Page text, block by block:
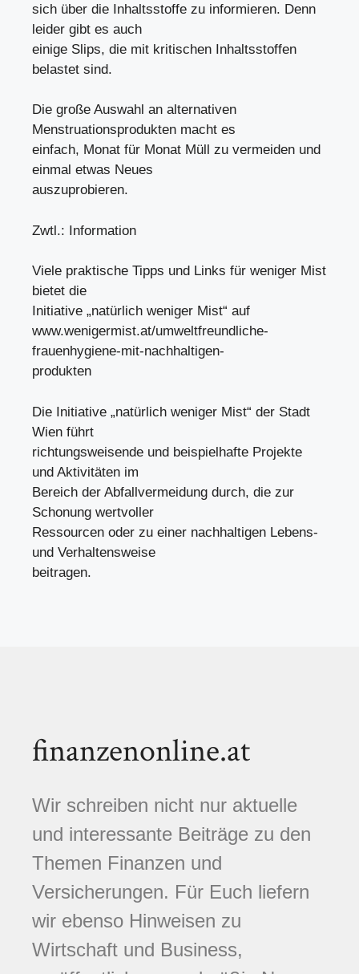
sich über die Inhaltsstoffe zu informieren. Denn
leider gibt es auch
einige Slips, die mit kritischen Inhaltsstoffen
belastet sind.
Die große Auswahl an alternativen
Menstruationsprodukten macht es
einfach, Monat für Monat Müll zu vermeiden und
einmal etwas Neues
auszuprobieren.
Zwtl.: Information
Viele praktische Tipps und Links für weniger Mist
bietet die
Initiative „natürlich weniger Mist“ auf
www.wenigermist.at/umweltfreundliche-
frauenhygiene-mit-nachhaltigen-
produkten
Die Initiative „natürlich weniger Mist“ der Stadt
Wien führt
richtungsweisende und beispielhafte Projekte
und Aktivitäten im
Bereich der Abfallvermeidung durch, die zur
Schonung wertvoller
Ressourcen oder zu einer nachhaltigen Lebens-
und Verhaltensweise
beitragen.
finanzenonline.at
Wir schreiben nicht nur aktuelle
und interessante Beiträge zu den
Themen Finanzen und
Versicherungen. Für Euch liefern
wir ebenso Hinweisen zu
Wirtschaft und Business,